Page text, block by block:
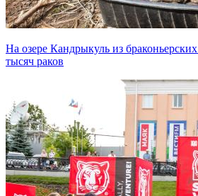
На озере Кандрыкуль из
тысяч раков